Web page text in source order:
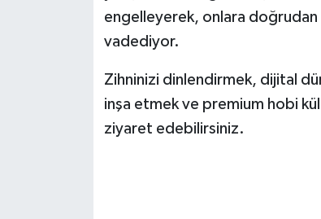
engelleyerek, onlara
vadediyor.
Zihninizi dinlendirmek, dijital
inşa etmek ve premium hobi
ziyaret edebilirsiniz.